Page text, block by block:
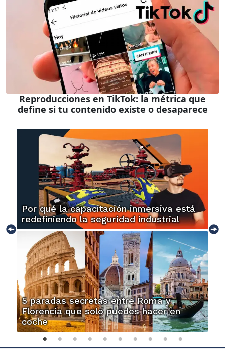
Reproducciones en TikTok: la métrica que
define si tu contenido existe o desaparece
Por qué la capacitación inmersiva está
redefiniendo la seguridad industrial
5 paradas secretas entre Roma y
Florencia que solo puedes hacer en
coche